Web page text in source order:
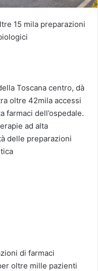
15 mila preparazioni
Toscana centro, dà
oltre 42mila accessi
farmaci dell’ospedale.
ad alta
delle preparazioni
di farmaci
oltre mille pazienti